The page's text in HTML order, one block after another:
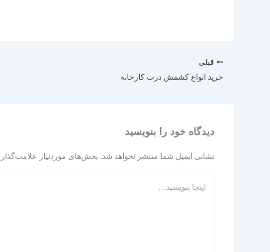
قبلی
خرید انواع کشمش درب کارخانه
دیدگاه‌ خود را بنویسید
نشانی ایمیل شما منتشر نخواهد شد. بخش‌های موردنیاز
بنویسید…